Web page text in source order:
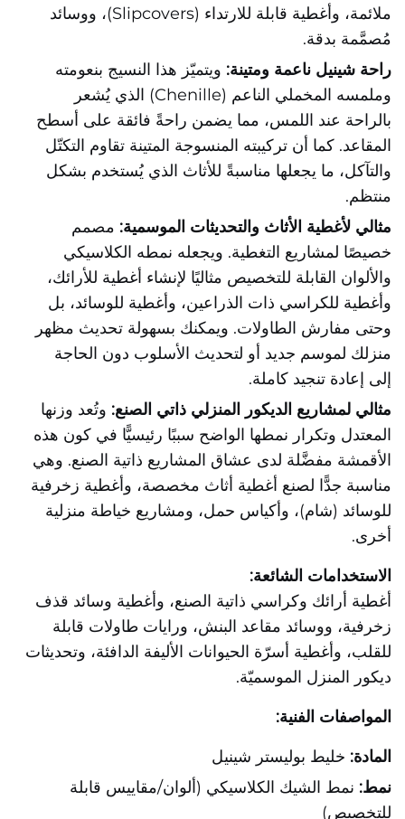
ملائمة، وأغطية قابلة للارتداء (Slipcovers)، ووسائد
مُصمَّمة بدقة.
راحة شينيل ناعمة ومتينة: ويتميّز هذا النسيج بنعومته
وملمسه المخملي الناعم (Chenille) الذي يُشعر
بالراحة عند اللمس، مما يضمن راحةً فائقة على أسطح
المقاعد. كما أن تركيبته المنسوجة المتينة تقاوم التكتّل
والتآكل، ما يجعلها مناسبةً للأثاث الذي يُستخدم بشكل
منتظم.
مثالي لأغطية الأثاث والتحديثات الموسمية: مصمم
خصيصًا لمشاريع التغطية. ويجعله نمطه الكلاسيكي
والألوان القابلة للتخصيص مثاليًا لإنشاء أغطية للأرائك،
وأغطية للكراسي ذات الذراعين، وأغطية للوسائد، بل
وحتى مفارش الطاولات. ويمكنك بسهولة تحديث مظهر
منزلك لموسم جديد أو لتحديث الأسلوب دون الحاجة
إلى إعادة تنجيد كاملة.
مثالي لمشاريع الديكور المنزلي ذاتي الصنع: وتُعد وزنها
المعتدل وتكرار نمطها الواضح سببًا رئيسيًّا في كون هذه
الأقمشة مفضَّلة لدى عشاق المشاريع ذاتية الصنع. وهي
مناسبة جدًّا لصنع أغطية أثاث مخصصة، وأغطية زخرفية
للوسائد (شام)، وأكياس حمل، ومشاريع خياطة منزلية
أخرى.
الاستخدامات الشائعة:
أغطية أرائك وكراسي ذاتية الصنع، وأغطية وسائد قذف
زخرفية، ووسائد مقاعد البنش، ورايات طاولات قابلة
للقلب، وأغطية أسرّة الحيوانات الأليفة الدافئة، وتحديثات
ديكور المنزل الموسميّة.
المواصفات الفنية:
المادة: خليط بوليستر شينيل
نمط: نمط الشيك الكلاسيكي (ألوان/مقاييس قابلة
للتخصيص)